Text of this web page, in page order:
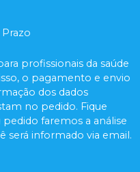
profissionais da saúde
o pagamento e envio
dos dados
no pedido. Fique
faremos a análise
será informado via email.